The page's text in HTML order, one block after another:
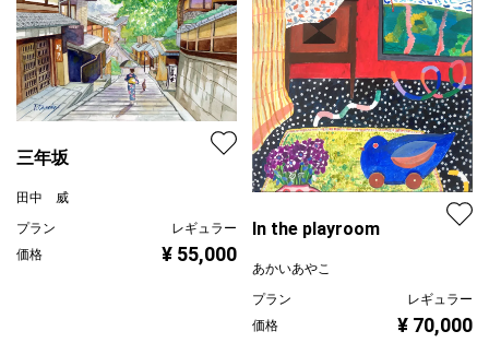
三年坂
田中 威
プラン
レギュラー
価格
¥ 55,000
In the playroom
あかいあやこ
プラン
レギュラー
価格
¥ 70,000